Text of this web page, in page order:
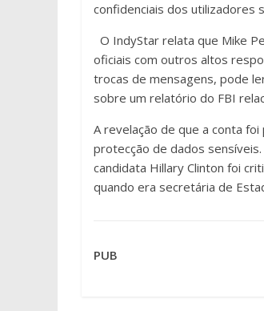
confidenciais dos utilizadores
O IndyStar relata que Mike
oficiais com outros altos
trocas de mensagens, pode
sobre um relatório do FBI
A revelação de que a conta
protecção de dados
candidata Hillary Clinton foi
quando era secretária de
PUB